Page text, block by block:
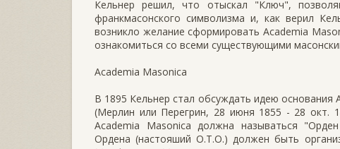
Кельнер решил, что отыскал "Ключ",
франкмасонского символизма и, как верил
возникло желание сформировать Academia
ознакомиться со всеми существующими
Academia Masonica
В 1895 Кельнер стал обсуждать идею
(Мерлин или Перегрин, 28 июня 1855 - 28 окт.
Academia Masonica должна называться
Ордена (настояший O.T.O.) должен быть